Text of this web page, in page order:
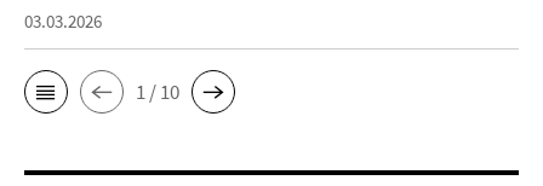
03.03.2026
1 / 10